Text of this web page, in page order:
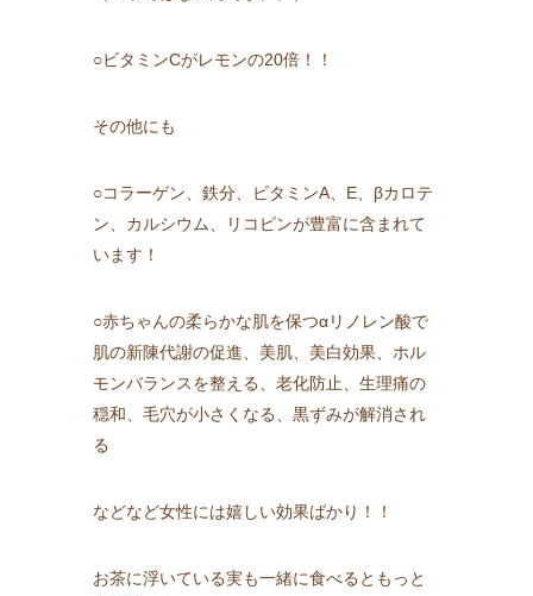
○ビタミンCがレモンの20倍！！
その他にも
○コラーゲン、鉄分、ビタミンA、E、βカロテ
ン、カルシウム、リコピンが豊富に含まれて
います！
○赤ちゃんの柔らかな肌を保つαリノレン酸で
肌の新陳代謝の促進、美肌、美白効果、ホル
モンバランスを整える、老化防止、生理痛の
穏和、毛穴が小さくなる、黒ずみが解消され
る
などなど女性には嬉しい効果ばかり！！
お茶に浮いている実も一緒に食べるともっと